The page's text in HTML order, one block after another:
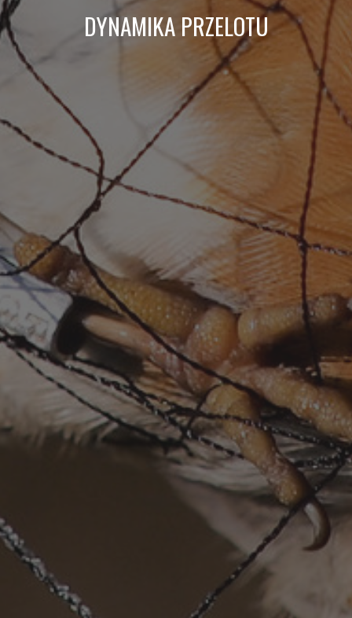
DYNAMIKA PRZELOTU